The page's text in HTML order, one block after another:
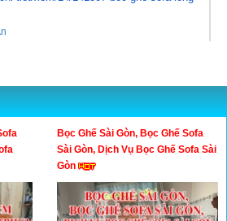
Bọc Ghế Sài Gòn, Bọc Ghế Sofa
Sài Gòn, Dịch Vụ Bọc Ghế Sofa Sài
Gòn